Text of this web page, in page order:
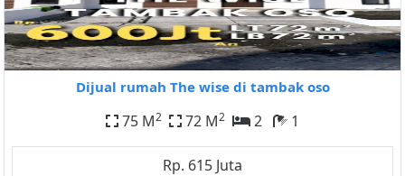
Dijual rumah The wise di tambak oso
75 M2 72 M2 2 1
Rp. 615 Juta